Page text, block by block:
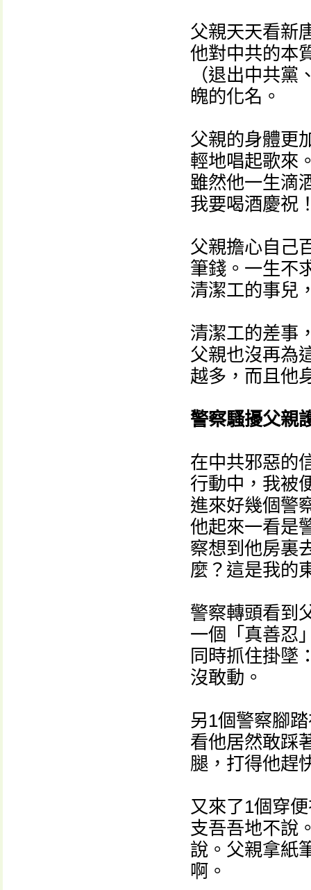
父親天天看新
他對中共的本
（退出中共
魄的化名。
父親的身體更
輕地唱起歌來
雖然他一生滴
我要喝酒慶祝
父親擔心自己
筆錢。一生不
清潔工的事兒
清潔工的差事
父親也沒再為
越多，而且他
警察騷擾父親
在中共邪惡的
行動中，我被
進來好幾個警
他起來一看是
察想到他房裏
麼？這是我的
警察轉頭看到
一個「真善忍
同時抓住掛墜
沒敢動。
另1個警察腳
看他居然敢踩
腿，打得他趕
又來了1個穿
支吾吾地不說
說。父親拿紙
啊。